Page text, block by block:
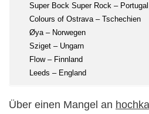
Super Bock Super Rock – Portugal
Colours of Ostrava – Tschechien
Øya – Norwegen
Sziget – Ungarn
Flow – Finnland
Leeds – England
Über einen Mangel an